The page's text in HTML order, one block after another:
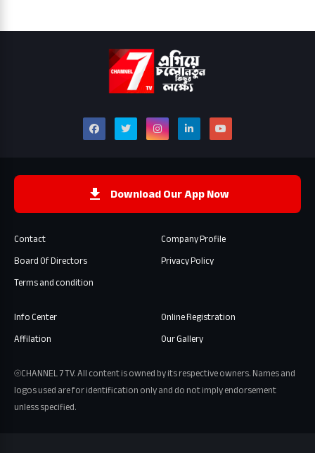
Download Our App Now
Contact
Company Profile
Board Of Directors
Privacy Policy
Terms and condition
Info Center
Online Registration
Affilation
Our Gallery
⦾CHANNEL 7 TV. All content is owned by its respective owners. Names and
logos used are for identification only and do not imply endorsement
unless specified.